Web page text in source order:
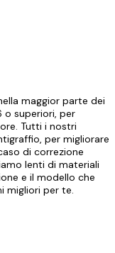
maggior parte dei
o superiori, per
Tutti i nostri
per migliorare
di correzione
lenti di materiali
e il modello che
migliori per te.